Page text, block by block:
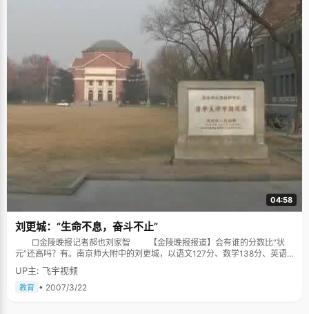
04:58
刘更城：“生命不息，奋斗不止”
□金陵晚报记者郝也刘家智 【金陵晚报报道】会有谁的分数比“状
元”还高吗？有。南京师大附中的刘更城，以语文127分、数学138分、英语
143分、物理144分、化学148分，拿到总分700分，比省“状元”黄梦娜还高
8分。因为他是清华大学保送生，虽然参加了高考，但高考成绩不参加江苏省
普通高考考生排名，所以他的老师和同学都叫他“无冕之王”。 “刘更城不
UP主: 飞宇视频
教育 • 2007/3/22